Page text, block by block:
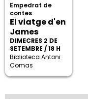
Empedrat de
contes
El viatge d'en
James
DIMECRES 2 DE
SETEMBRE / 18 H
Biblioteca Antoni
Comas